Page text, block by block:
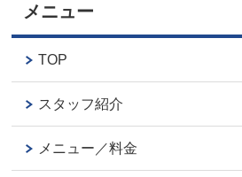
メニュー
TOP
スタッフ紹介
メニュー／料金